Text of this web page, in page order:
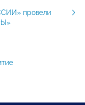
провели